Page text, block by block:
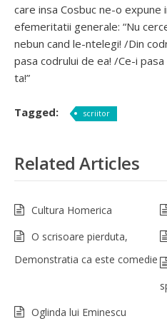
care insa Cosbuc ne-o expune
efemeritatii generale: “Nu
nebun cand le-ntelegi! /Din
pasa codrului de ea! /Ce-i
ta!”
Tagged: scriitor
Related Articles
Cultura Homerica
O scrisoare pierduta,
Demonstratia ca este comedie
Oglinda lui Eminescu